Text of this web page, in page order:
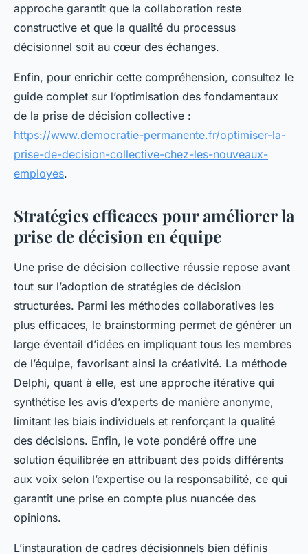
approche garantit que la collaboration reste
constructive et que la qualité du processus
décisionnel soit au cœur des échanges.
Enfin, pour enrichir cette compréhension, consultez le
guide complet sur l’optimisation des fondamentaux
de la prise de décision collective :
https://www.democratie-permanente.fr/optimiser-la-
prise-de-decision-collective-chez-les-nouveaux-
employes.
Stratégies efficaces pour améliorer la
prise de décision en équipe
Une prise de décision collective réussie repose avant
tout sur l’adoption de stratégies de décision
structurées. Parmi les méthodes collaboratives les
plus efficaces, le brainstorming permet de générer un
large éventail d’idées en impliquant tous les membres
de l’équipe, favorisant ainsi la créativité. La méthode
Delphi, quant à elle, est une approche itérative qui
synthétise les avis d’experts de manière anonyme,
limitant les biais individuels et renforçant la qualité
des décisions. Enfin, le vote pondéré offre une
solution équilibrée en attribuant des poids différents
aux voix selon l’expertise ou la responsabilité, ce qui
garantit une prise en compte plus nuancée des
opinions.
L’instauration de cadres décisionnels bien définis